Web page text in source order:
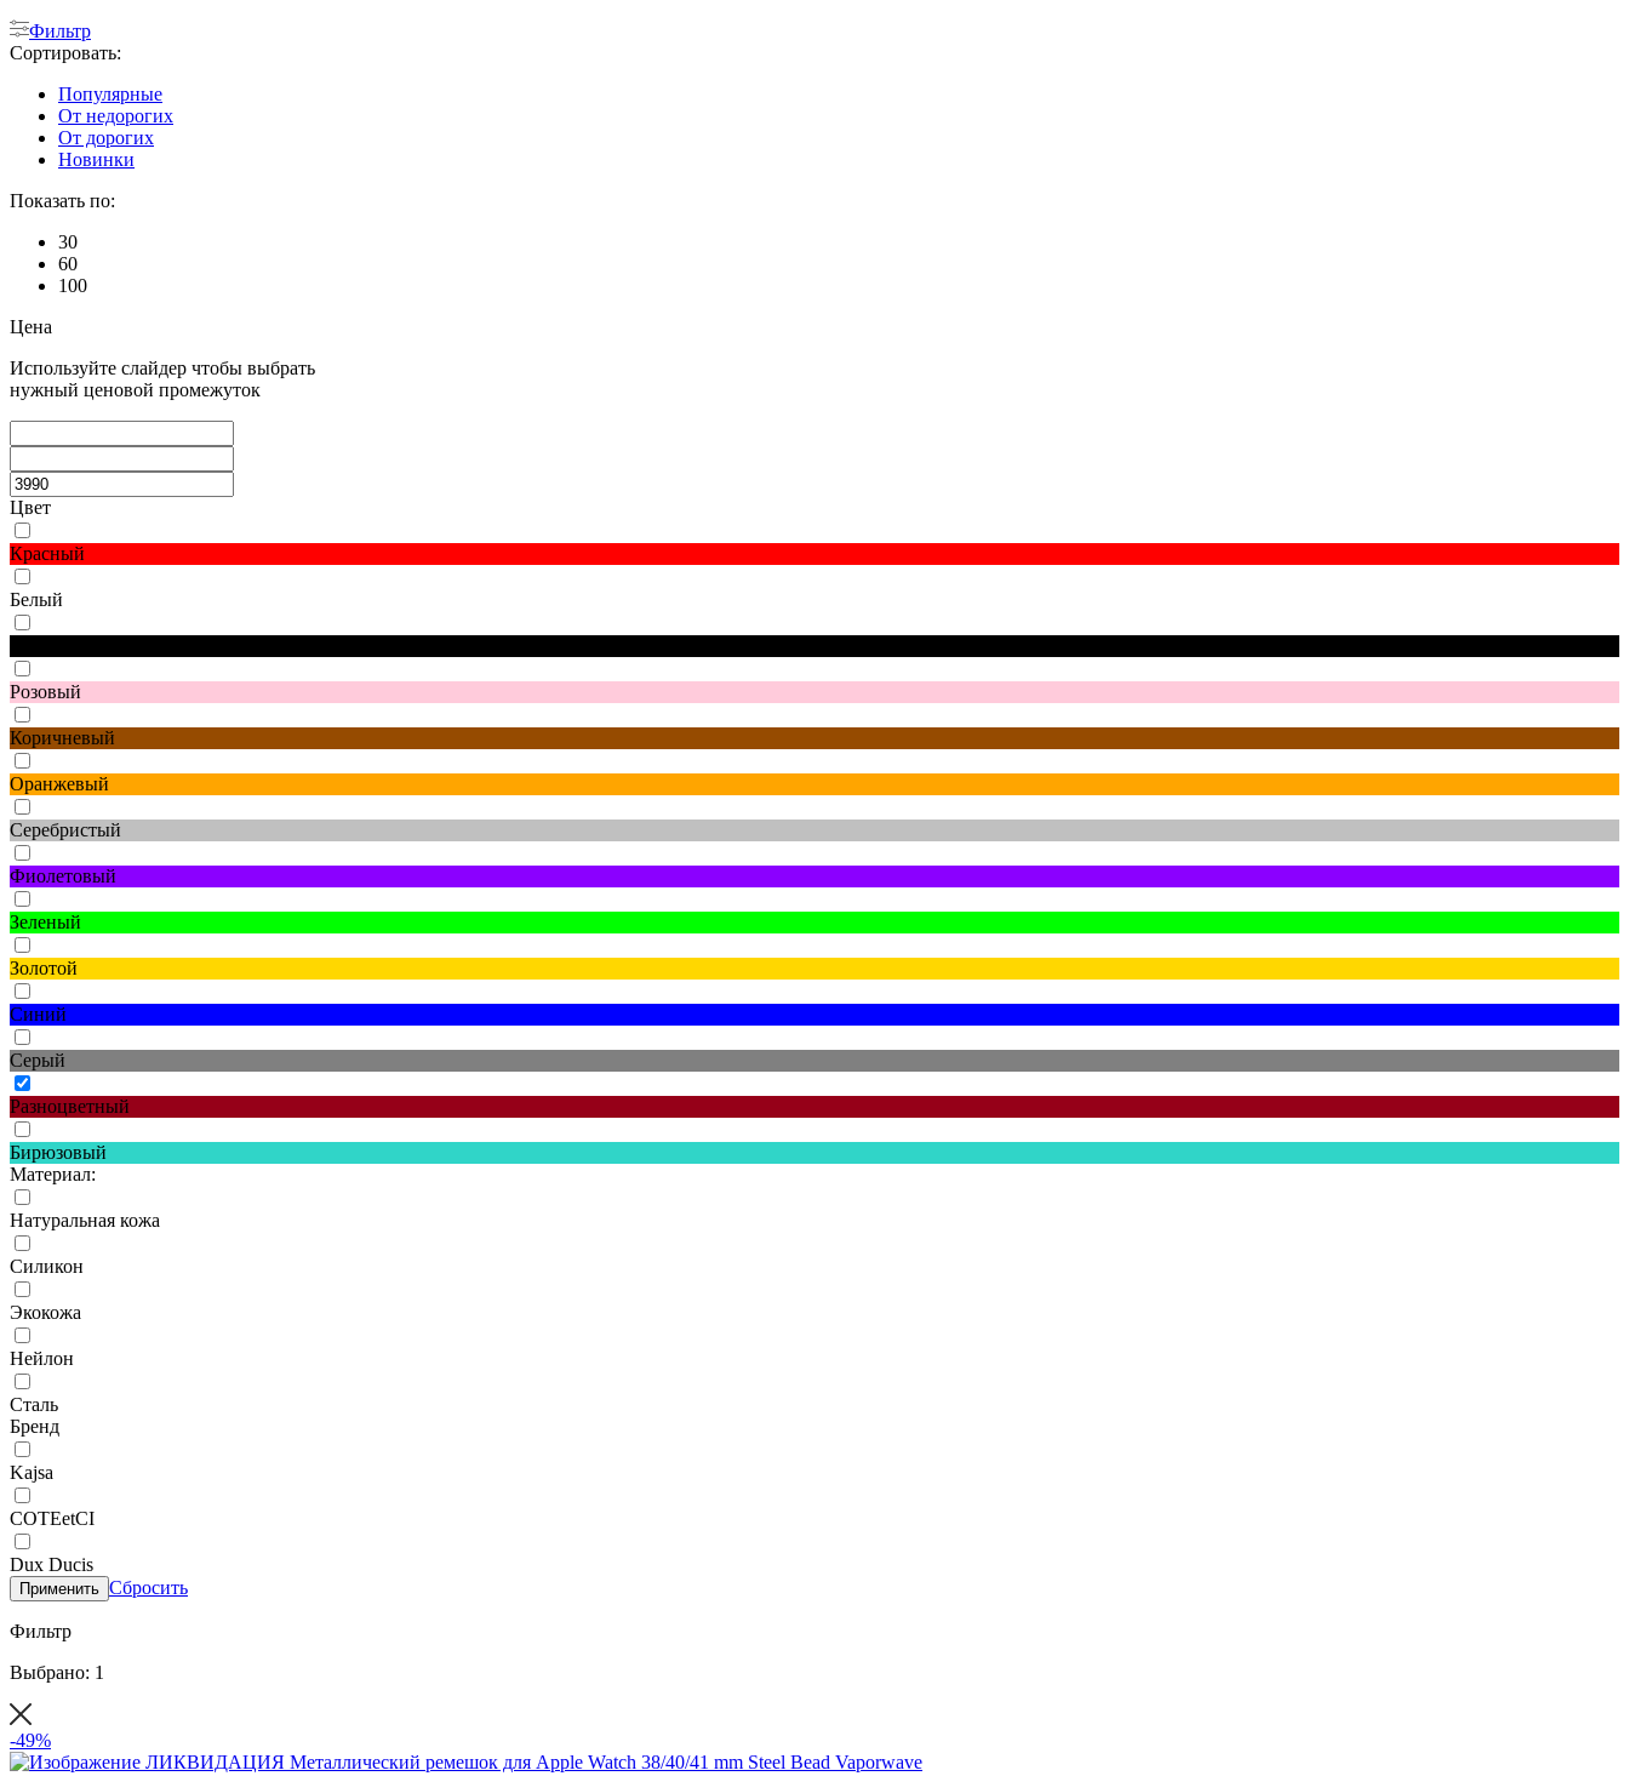
Фильтр
Сортировать:
Популярные
От недорогих
От дорогих
Новинки
Показать по:
30
60
100
Цена
Используйте слайдер чтобы выбрать
нужный ценовой промежуток
Цвет
Красный
Белый
Розовый
Коричневый
Оранжевый
Серебристый
Фиолетовый
Зеленый
Золотой
Синий
Серый
Разноцветный
Бирюзовый
Материал:
Натуральная кожа
Силикон
Экокожа
Нейлон
Сталь
Бренд
Kajsa
COTEetCI
Dux Ducis
Применить Сбросить
Фильтр
Выбрано: 1
-49%